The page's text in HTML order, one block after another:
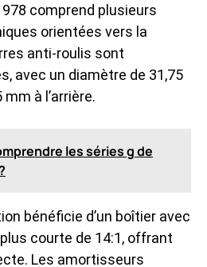
comprend plusieurs
orientées vers la
anti-roulis sont
avec un diamètre de 31,75
à l’arrière.
les séries g de
bénéficie d’un boîtier avec
courte de 14:1, offrant
Les amortisseurs